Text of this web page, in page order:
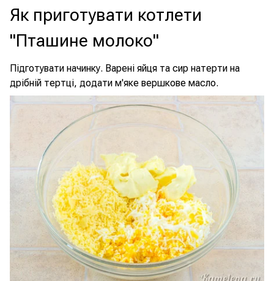
Як приготувати котлети
"Пташине молоко"
Підготувати начинку. Варені яйця та сир натерти на
дрібній тертці, додати м'яке вершкове масло.